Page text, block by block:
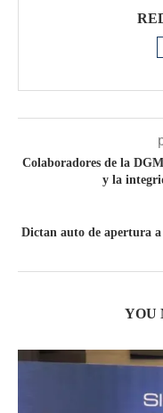
Colaboradores de la
y la
Dictan auto de apertura
YOU